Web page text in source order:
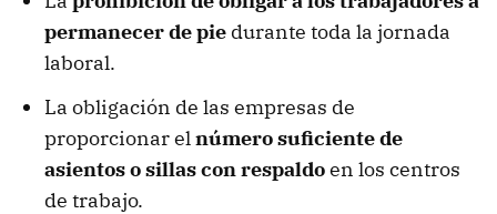
permanecer de pie durante toda la jornada
laboral.
La obligación de las empresas de
proporcionar elnúmero suficiente de
asientos o sillas con respaldoen los centros
de trabajo.